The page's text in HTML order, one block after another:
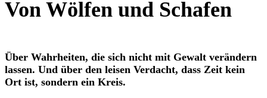
Von Wölfen und Schafen
Über Wahrheiten, die sich nicht mit Gewalt verändern
lassen. Und über den leisen Verdacht, dass Zeit kein
Ort ist, sondern ein Kreis.